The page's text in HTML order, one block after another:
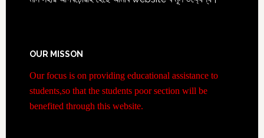
OUR MISSON
Our focus is on providing educational assistance to
students,so that the students poor section will be
benefited through this website.